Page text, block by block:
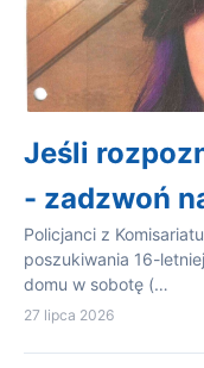
Jeśli
- zadzwoń
Policjanci z
poszukiwania 16-
domu w sobotę (…
27 lipca 2026